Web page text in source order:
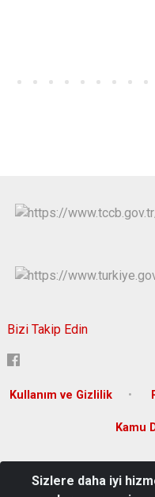
Bizi Takip Edin
Kullanım ve Gizlilik
Kamu
Kep Adresi:
Sizlere daha iyi